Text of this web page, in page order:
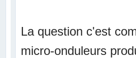
La question c'est
micro-onduleurs